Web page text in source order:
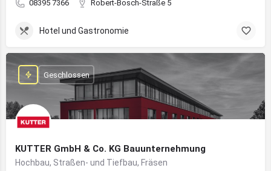
08395 7366 Robert-Bosch-Straße 5
Hotel und Gastronomie
KUTTER GmbH & Co. KG Bauunternehmung
Hochbau, Straßen- und Tiefbau, Fräsen
Geschlossen